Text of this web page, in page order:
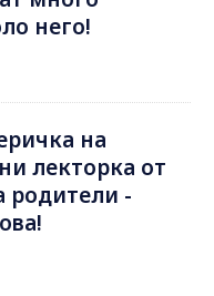
него!
на
лекторка от
родители -